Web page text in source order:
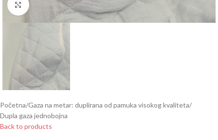
Click to enlarge
Početna/Gaza na metar: duplirana od pamuka visokog kvaliteta/
Dupla gaza jednobojna
Back to products